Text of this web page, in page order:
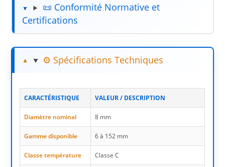
📜 Conformité Normative et
Certifications
⚙️ Spécifications Techniques
CARACTÉRISTIQUE VALEUR / DESCRIPTION
Diamètre nominal 8 mm
Gamme disponible 6 à 152 mm
Classe température Classe C